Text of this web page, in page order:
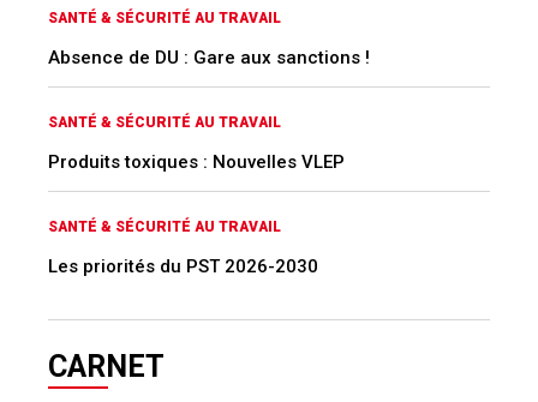
SANTÉ & SÉCURITÉ AU TRAVAIL
Absence de DU : Gare aux sanctions !
SANTÉ & SÉCURITÉ AU TRAVAIL
Produits toxiques : Nouvelles VLEP
SANTÉ & SÉCURITÉ AU TRAVAIL
Les priorités du PST 2026-2030
CARNET